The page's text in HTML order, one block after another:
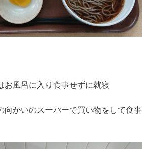
お風呂に入り食事せずに就寝
向かいのスーパーで買い物をして食事